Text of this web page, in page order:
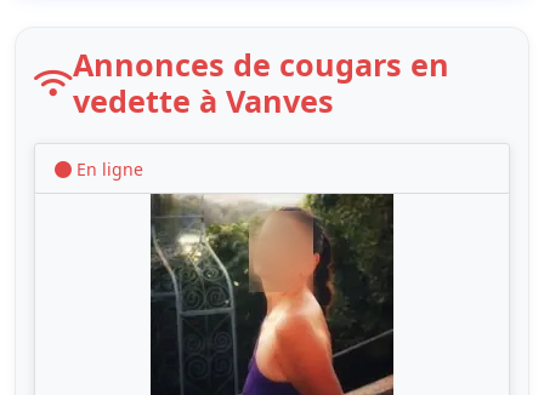
Annonces de cougars en
vedette à Vanves
En ligne